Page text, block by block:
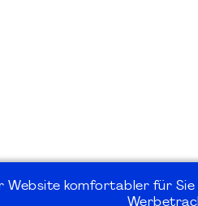
Website komfortabler für